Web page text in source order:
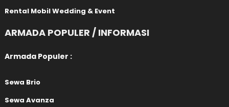
Rental Mobil Wedding & Event
ARMADA POPULER / INFORMASI
Armada Populer :
Sewa Brio
Sewa Avanza